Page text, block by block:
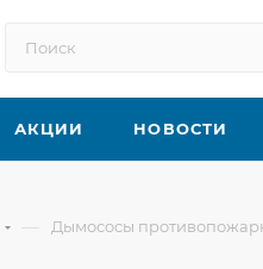
АКЦИИ НОВОСТИ
— Дымососы